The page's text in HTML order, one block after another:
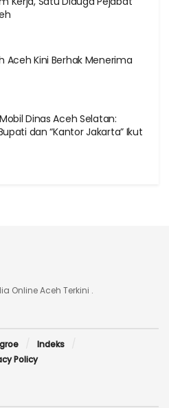
Aceh Kini Berhak Menerima
Dinas Aceh Selatan:
dan “Kantor Jakarta” Ikut
Online Aceh Terkini .
Indeks
Policy